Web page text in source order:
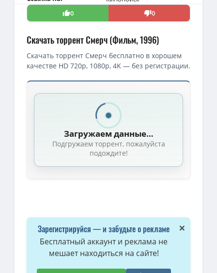
0
0
Скачать торрент Смерч (Фильм, 1996)
Скачать торрент Смерч бесплатно в хорошем
качестве HD 720p, 1080p, 4K — без регистрации.
Загружаем данные…
Подгружаем торрент, пожалуйста
подождите!
×
Зарегистрируйся — и забудьте о рекламе
Бесплатный аккаунт и реклама не
мешает находиться на сайте!